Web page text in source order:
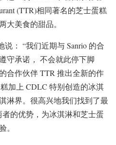
(TTR)相同著名的芝士蛋糕
大美食的甜品。
： “我们近期与 Sanrio 的合
守承诺， 不会就此停下脚
合作伙伴 TTR 推出全新的作
加上 CDLC 特别创造的冰淇
淋界。很高兴地我们找到了最
的优势，为冰淇淋和芝士蛋
。